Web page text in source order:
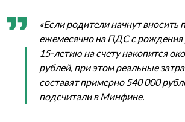
«Если родители начнут вносить
ежемесячно на ПДС с рождения
15-летию на счету накопится
рублей, при этом реальные
составят примерно 540 000
подсчитали в Минфине.